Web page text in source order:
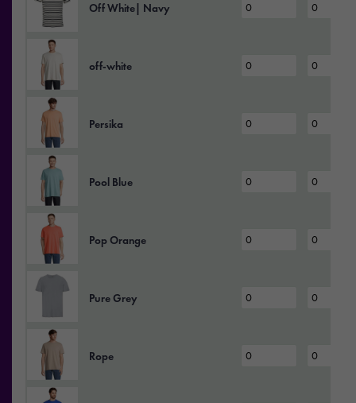
Off White| Navy
off‑white
Persika
Pool Blue
Pop Orange
Pure Grey
Rope